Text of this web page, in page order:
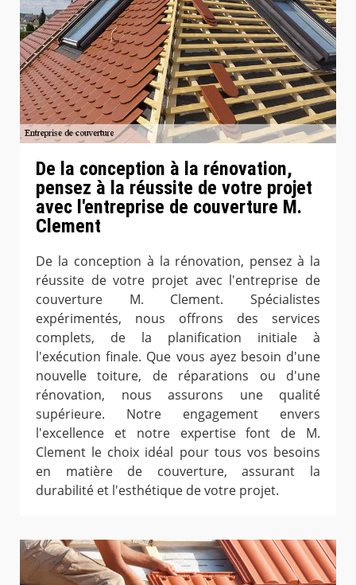
De la conception à la rénovation,
pensez à la réussite de votre projet
avec l'entreprise de couverture M.
Clement
De la conception à la rénovation, pensez à la
réussite de votre projet avec l'entreprise de
couverture M. Clement. Spécialistes
expérimentés, nous offrons des services
complets, de la planification initiale à
l'exécution finale. Que vous ayez besoin d'une
nouvelle toiture, de réparations ou d'une
rénovation, nous assurons une qualité
supérieure. Notre engagement envers
l'excellence et notre expertise font de M.
Clement le choix idéal pour tous vos besoins
en matière de couverture, assurant la
durabilité et l'esthétique de votre projet.